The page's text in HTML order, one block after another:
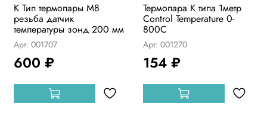
K Тип термопары M8
резьба датчик
температуры зонд 200 мм
Арт: 001707
600 ₽
Термопара К типа 1метр
Control Temperature 0-
800C
Арт: 001270
154 ₽